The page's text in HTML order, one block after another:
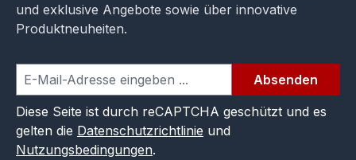
und exklusive Angebote sowie über innovative
Produktneuheiten.
Absenden
Diese Seite ist durch reCAPTCHA geschützt und es
gelten die Datenschutzrichtlinie und
Nutzungsbedingungen.